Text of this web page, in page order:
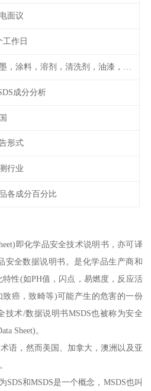
面议
工作日
成分分析
形式
行业
各成分百分比
即化学品安全技术说明书，亦可译
安全数据说明书。是化学品生产商和
性(如PH值，闪点，易燃度，反应活
癌，致畸等)可能产生的危害的一份
技术/数据说明书MSDS也被称为安全
Sheet)。
语，然而美国、加拿大，澳洲以及亚
SDS和MSDS是一个概念，MSDS也叫